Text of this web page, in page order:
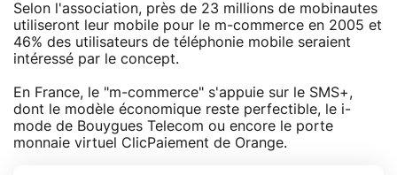
Selon l'association, près de 23 millions de mobinautes
utiliseront leur mobile pour le m-commerce en 2005 et
46% des utilisateurs de téléphonie mobile seraient
intéressé par le concept.
En France, le "m-commerce" s'appuie sur le SMS+,
dont le modèle économique reste perfectible, le i-
mode de Bouygues Telecom ou encore le porte
monnaie virtuel ClicPaiement de Orange.